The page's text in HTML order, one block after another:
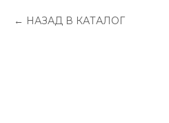
НАЗАД В КАТАЛОГ